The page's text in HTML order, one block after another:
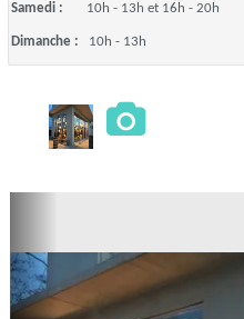
Samedi : 10h - 13h et 16h - 20h
Dimanche : 10h - 13h